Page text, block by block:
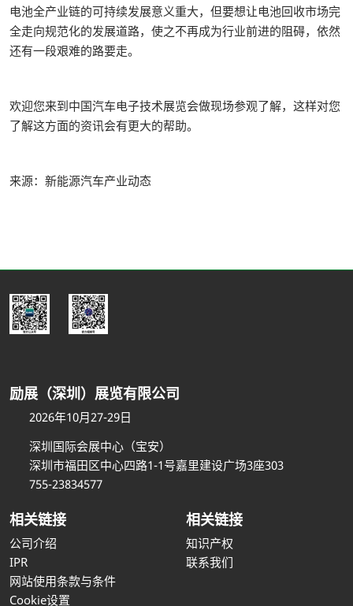
电池全产业链的可持续发展意义重大，但要想让电池回收市场完
全走向规范化的发展道路，使之不再成为行业前进的阻碍，依然
还有一段艰难的路要走。
欢迎您来到中国汽车电子技术展览会做现场参观了解，这样对您
了解这方面的资讯会有更大的帮助。
来源：新能源汽车产业动态
励展（深圳）展览有限公司
2026年10月27-29日
深圳国际会展中心（宝安）
深圳市福田区中心四路1-1号嘉里建设广场3座303
755-23834577
相关链接
公司介绍
IPR
网站使用条款与条件
Cookie设置
相关链接
知识产权
联系我们